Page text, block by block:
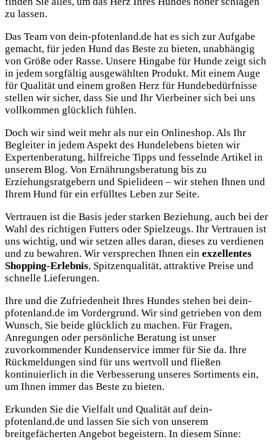
zu lassen.
Das Team von dein-pfotenland.de hat es sich zur Aufgabe
gemacht, für jeden Hund das Beste zu bieten, unabhängig
von Größe oder Rasse. Unsere Hingabe für Hunde zeigt sich
in jedem sorgfältig ausgewählten Produkt. Mit einem Auge
für Qualität und einem großen Herz für Hundebedürfnisse
stellen wir sicher, dass Sie und Ihr Vierbeiner sich bei uns
vollkommen glücklich fühlen.
Doch wir sind weit mehr als nur ein Onlineshop. Als Ihr
Begleiter in jedem Aspekt des Hundelebens bieten wir
Expertenberatung, hilfreiche Tipps und fesselnde Artikel in
unserem Blog. Von Ernährungsberatung bis zu
Erziehungsratgebern und Spielideen – wir stehen Ihnen und
Ihrem Hund für ein erfülltes Leben zur Seite.
Vertrauen ist die Basis jeder starken Beziehung, auch bei der
Wahl des richtigen Futters oder Spielzeugs. Ihr Vertrauen ist
uns wichtig, und wir setzen alles daran, dieses zu verdienen
und zu bewahren. Wir versprechen Ihnen ein exzellentes
Shopping-Erlebnis, Spitzenqualität, attraktive Preise und
schnelle Lieferungen.
Ihre und die Zufriedenheit Ihres Hundes stehen bei dein-
pfotenland.de im Vordergrund. Wir sind getrieben von dem
Wunsch, Sie beide glücklich zu machen. Für Fragen,
Anregungen oder persönliche Beratung ist unser
zuvorkommender Kundenservice immer für Sie da. Ihre
Rückmeldungen sind für uns wertvoll und fließen
kontinuierlich in die Verbesserung unseres Sortiments ein,
um Ihnen immer das Beste zu bieten.
Erkunden Sie die Vielfalt und Qualität auf dein-
pfotenland.de und lassen Sie sich von unserem
breitgefächerten Angebot begeistern. In diesem Sinne: